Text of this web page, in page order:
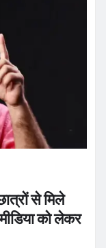
से मिले
को लेकर